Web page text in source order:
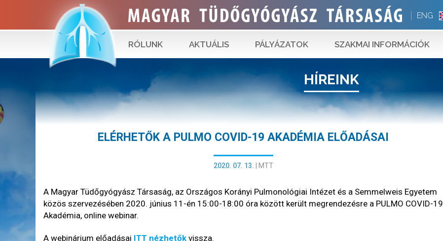
ENG
RÓLUNK AKTUÁLIS PÁLYÁZATOK SZAKMAI INFORMÁCIÓK
HÍREINK
ELÉRHETŐK A PULMO COVID-19 AKADÉMIA ELŐADÁSAI
2020. 07. 13. MTT
A Magyar Tüdőgyógyász Társaság, az Országos Korányi Pulmonológiai Intézet és a Semmelweis Egyetem
közös szervezésében 2020. június 11-én 15:00-18:00 óra között került megrendezésre a PULMO COVID-19
Akadémia, online webinar.
A webinárium előadásai ITT nézhetők vissza.